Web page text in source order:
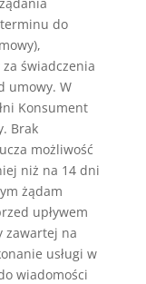
do
świadczenia
umowy. W
Konsument
Brak
możliwość
niż na 14 dni
żądam
upływem
zawartej na
usługi w
wiadomości